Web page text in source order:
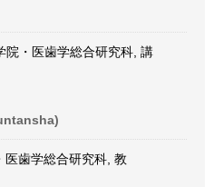
院・医歯学総合研究科, 講
医歯学総合研究科, 教